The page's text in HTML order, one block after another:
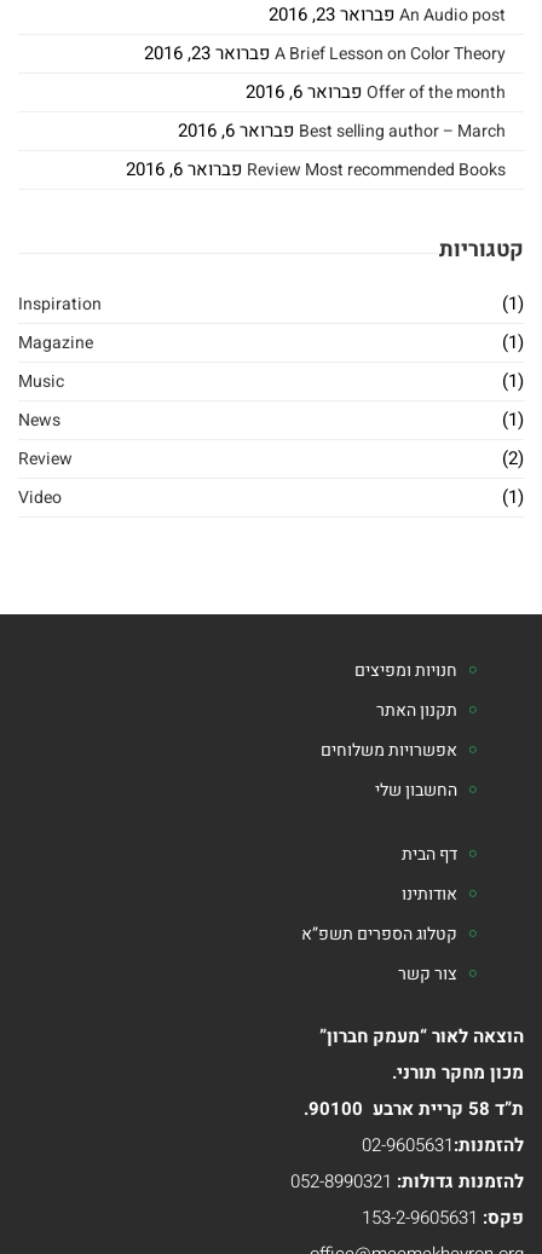
An Audio post פברואר 23, 2016
A Brief Lesson on Color Theory פברואר 23, 2016
Offer of the month פברואר 6, 2016
Best selling author – March פברואר 6, 2016
Review Most recommended Books פברואר 6, 2016
קטגוריות
Inspiration (1)
Magazine (1)
Music (1)
News (1)
Review (2)
Video (1)
חנויות ומפיצים
תקנון האתר
אפשרויות משלוחים
החשבון שלי
דף הבית
אודותינו
קטלוג הספרים תשפ”א
צור קשר
הוצאה לאור “מעמק חברון”
מכון מחקר תורני.
ת”ד 58 קריית ארבע 90100.
להזמנות:02-9605631
להזמנות גדולות: 052-8990321
פקס: 153-2-9605631